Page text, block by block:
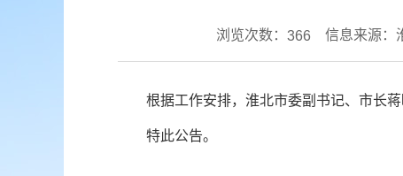
浏览次数： 366 信息来源：
根据工作安排，淮北市委副书记、市长
特此公告。